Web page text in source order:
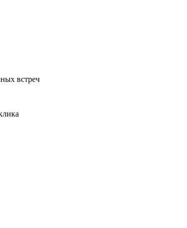
встреч